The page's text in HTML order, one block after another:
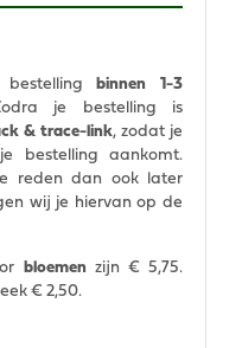
binnen 1-3
je bestelling is
& trace-link, zodat je
bestelling aankomt.
reden dan ook later
wij je hiervan op de
bloemenzijn € 5,75.
€ 2,50.